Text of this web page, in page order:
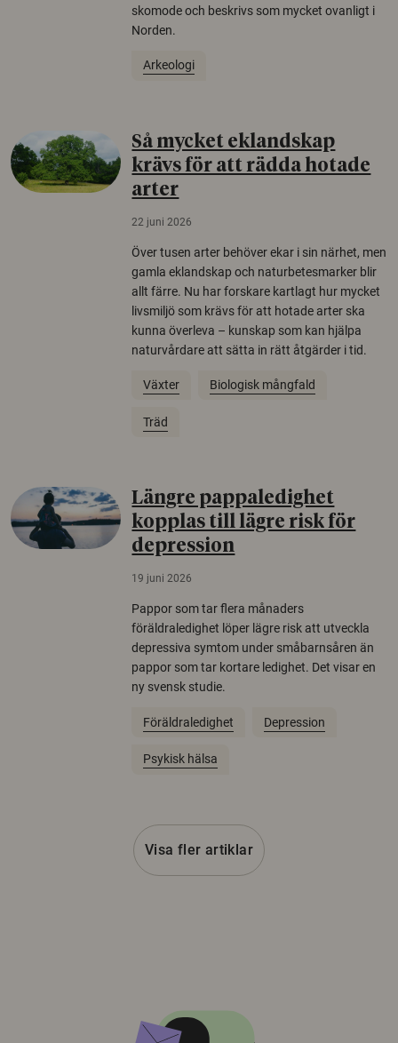
skomode och beskrivs som mycket ovanligt i
Norden.
Arkeologi
Så mycket eklandskap
krävs för att rädda hotade
arter
22 juni 2026
Över tusen arter behöver ekar i sin närhet, men
gamla eklandskap och naturbetesmarker blir
allt färre. Nu har forskare kartlagt hur mycket
livsmiljö som krävs för att hotade arter ska
kunna överleva – kunskap som kan hjälpa
naturvårdare att sätta in rätt åtgärder i tid.
Växter Biologisk mångfald
Träd
Längre pappaledighet
kopplas till lägre risk för
depression
19 juni 2026
Pappor som tar flera månaders
föräldraledighet löper lägre risk att utveckla
depressiva symtom under småbarnsåren än
pappor som tar kortare ledighet. Det visar en
ny svensk studie.
Föräldraledighet Depression
Psykisk hälsa
Visa fler artiklar